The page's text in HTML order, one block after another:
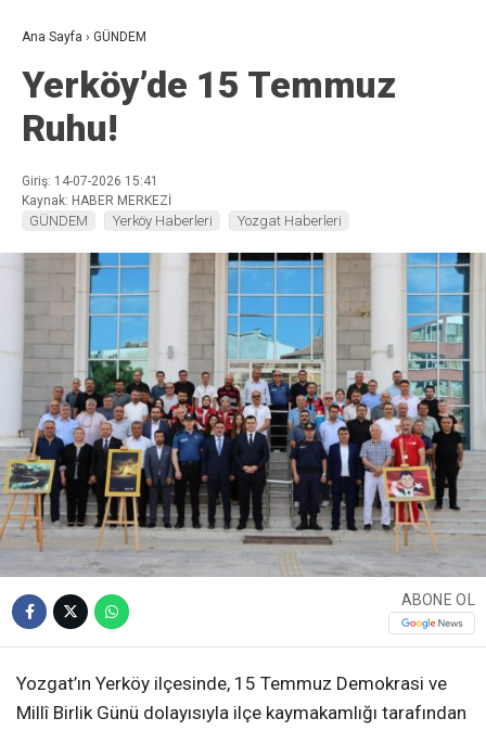
Ana Sayfa › GÜNDEM
Yerköy’de 15 Temmuz
Ruhu!
Giriş: 14-07-2026 15:41
Kaynak: HABER MERKEZİ
GÜNDEM Yerköy Haberleri Yozgat Haberleri
ABONE OL
Yozgat’ın Yerköy ilçesinde, 15 Temmuz Demokrasi ve
Millî Birlik Günü dolayısıyla ilçe kaymakamlığı tarafından